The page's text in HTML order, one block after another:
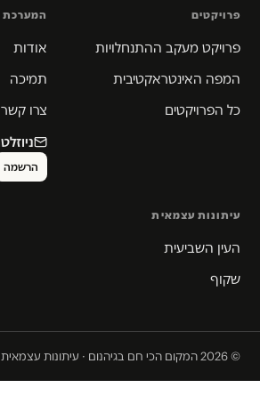
פרויקטים
פרויקט מעקב ההתנחלויות
המפה האינטראקטיבית
כל הפרויקטים
המערכת
אודות
תמיכה
צרו קשר
ניוזלטר
עיתונות עצמאית
העין השביעית
שקוף
© 2026 המקום הכי חם בגיהנום · עיתונות עצמאית חוקרת